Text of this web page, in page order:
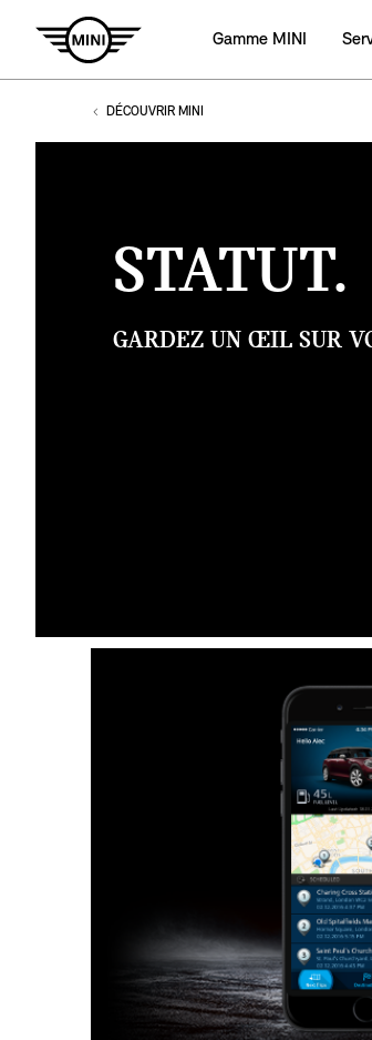
Gamme MINI
DÉCOUVRIR MINI
STATUT.
GARDEZ UN ŒIL SUR